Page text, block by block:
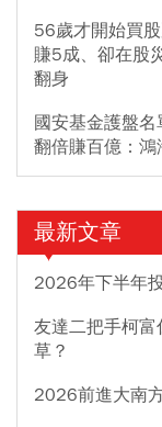
56歲才開始買
賺5成、卻在股
翻身
國安基金護盤
翻倍賺百億：
最新文章
2026年下半年
友達二把手柯
草？
2026前進大南